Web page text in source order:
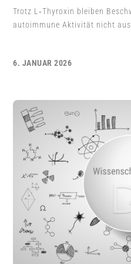
Trotz L‑Thyroxin bleiben
autoimmune Aktivität nicht
6. JANUAR 2026